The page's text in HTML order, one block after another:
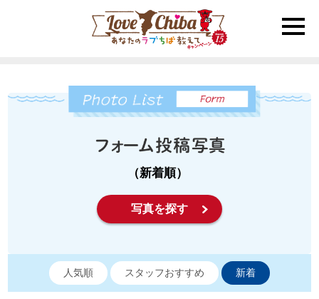
toggle
（新着順）
写真を探す
人気順 スタッフおすすめ 新着